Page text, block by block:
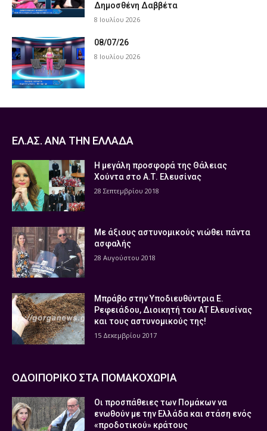
Δημοσθένη Δαββέτα
8 Ιουλίου 2026
08/07/26
8 Ιουλίου 2026
ΕΛ.ΑΣ. ΑΝΑ ΤΗΝ ΕΛΛΑΔΑ
Η μεγάλη προσφορά της Θάλειας
Χούντα στο Α.Τ. Ελευσίνας
28 Σεπτεμβρίου 2018
Με άξιους αστυνομικούς νιώθει πάντα
ασφαλής
28 Αυγούστου 2018
Μπράβο στην Υποδιευθύντρια Ε.
Ρεφειάδου, Διοικητή του ΑΤ Ελευσίνας
και τους αστυνομικούς της!
15 Δεκεμβρίου 2017
ΟΔΟΙΠΟΡΙΚΟ ΣΤΑ ΠΟΜΑΚΟΧΩΡΙΑ
Οι προσπάθειες των Πομάκων να
ενωθούν με την Ελλάδα και στάση ενός
«προδοτικού» κράτους